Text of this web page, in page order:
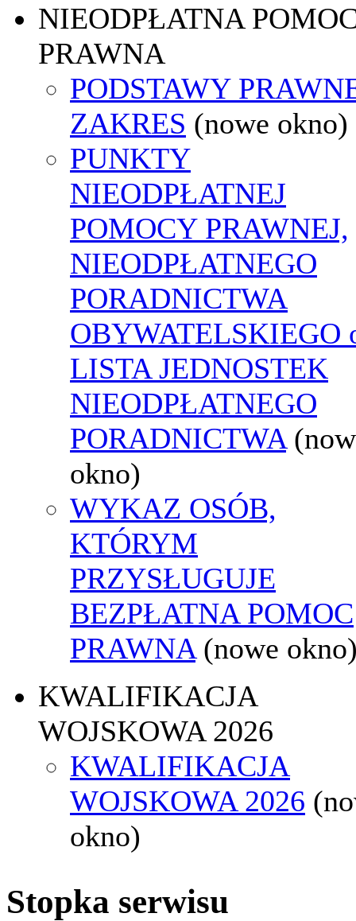
NIEODPŁATNA
PRAWNA
PODSTAWY
ZAKRES (nowe okno)
PUNKTY
NIEODPŁATNEJ
POMOCY PRAWNEJ,
NIEODPŁATNEGO
PORADNICTWA
OBYWATELSKIEGO
LISTA JEDNOSTEK
NIEODPŁATNEGO
PORADNICTWA
okno)
WYKAZ OSÓB,
KTÓRYM
PRZYSŁUGUJE
BEZPŁATNA POMOC
PRAWNA (nowe
KWALIFIKACJA
WOJSKOWA 2026
KWALIFIKACJA
WOJSKOWA 2026
okno)
Stopka serwisu